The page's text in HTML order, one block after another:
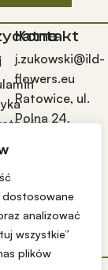
dostosowane
analizować
wszystkie”
plików
Kontakt
j.zukowski@ild-
flowers.eu
Ratowice, ul.
Polna 24,
605440407
Ozdobnych